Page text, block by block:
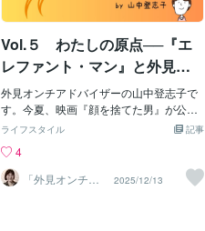
Vol.５ わたしの原点──『エ
レファント・マン』と外見の
痛み
外見オンチアドバイザーの山中登志子で
す。今夏、映画『顔を捨てた男』が公開
されました。 整形手術で“新しい顔”を手
男と出会い、奇妙な運命に巻き込まれて
いく物語です。動画配信がされたとき、
ご紹介できればと思います。「顔をめぐ
記事
ライフスタイル
4
「外見オンチ」
アドバイザー 山
2025/12/13